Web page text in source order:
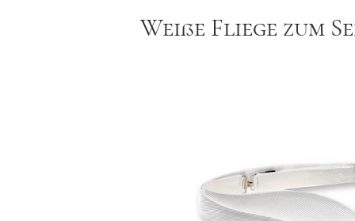
Herrenfliegen
Krawattennadeln
Herren-Taschentücher
Weiße Fliege zum